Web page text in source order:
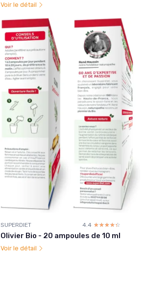
Voir le détail
SUPERDIET 4.4 ☆☆☆☆☆
★★★★★
Olivier Bio - 20 ampoules de 10 ml
Voir le détail